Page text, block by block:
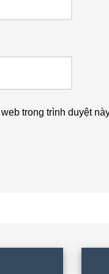
trong trình duyệt